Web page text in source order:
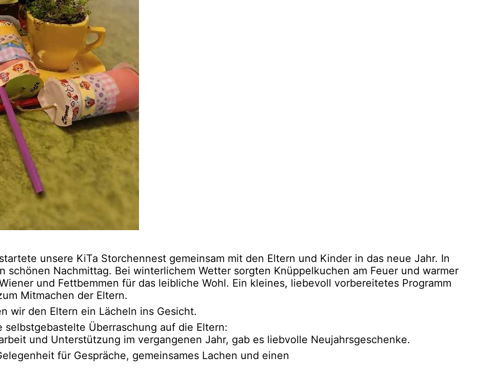
unsere KiTa Storchennest gemeinsam mit den Eltern und Kinder in das neue Jahr. In
schönen Nachmittag. Bei winterlichem Wetter sorgten Knüppelkuchen am Feuer und warmer
und Fettbemmen für das leibliche Wohl. Ein kleines, liebevoll vorbereitetes Programm
Mitmachen der Eltern.
wir den Eltern ein Lächeln ins Gesicht.
Überraschung auf die Eltern:
und Unterstützung im vergangenen Jahr, gab es liebvolle Neujahrsgeschenke.
für Gespräche, gemeinsames Lachen und einen